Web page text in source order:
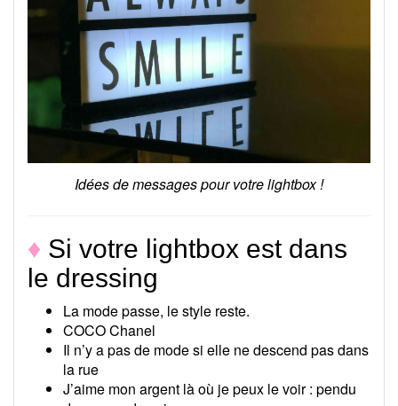
Idées de messages pour votre lightbox !
♦ Si votre lightbox est dans
le dressing
La mode passe, le style reste.
COCO Chanel
Il n’y a pas de mode si elle ne descend pas dans
la rue
J’aime mon argent là où je peux le voir : pendu